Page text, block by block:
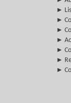
►
►
►
►
►
►
►